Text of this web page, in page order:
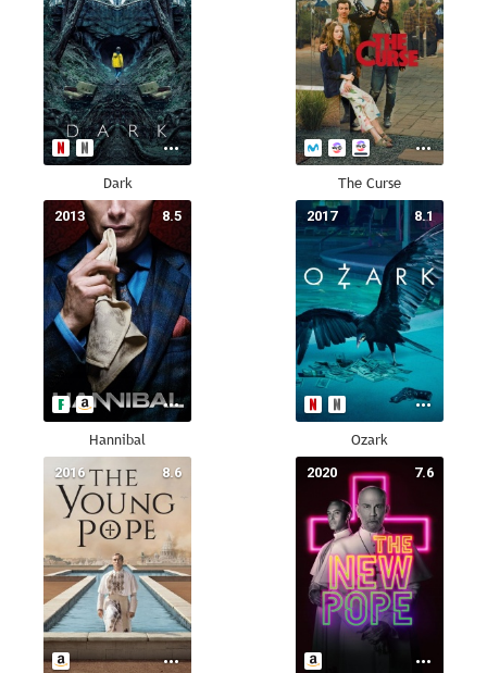
Dark The Curse
8.5
2013
Hannibal
8.1
2017
Ozark
8.6
2016 7.6
2020